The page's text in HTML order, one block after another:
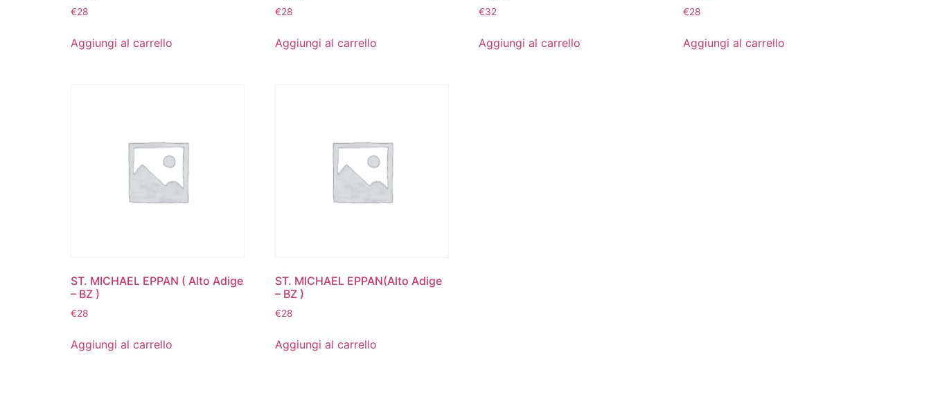
€28
Aggiungi al carrello
€28
Aggiungi al carrello
€32
Aggiungi al carrello
€28
Aggiungi al carrello
ST. MICHAEL EPPAN ( Alto Adige
– BZ )
€28
Aggiungi al carrello
ST. MICHAEL EPPAN(Alto Adige
– BZ )
€28
Aggiungi al carrello